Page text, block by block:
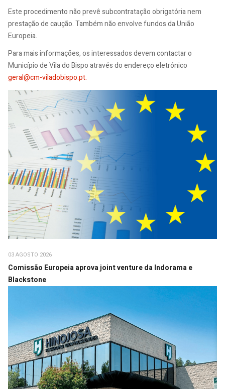
Este procedimento não prevê subcontratação obrigatória nem
prestação de caução. Também não envolve fundos da União
Europeia.
Para mais informações, os interessados devem contactar o
Município de Vila do Bispo através do endereço eletrónico
geral@cm-viladobispo.pt.
03 AGOSTO 2026
Comissão Europeia aprova joint venture da Indorama e
Blackstone